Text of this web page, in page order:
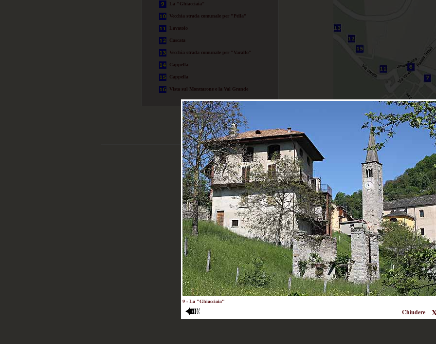
La "Ghiacciaia"
Vecchia strada comunale per "Pella"
Lavatoio
Cascata
Vecchia strada comunale per "Varallo"
Cappella
Cappella
Vista sul Monttarone e la Val Grande
9 - La "Ghiacciaia"
Chiudere